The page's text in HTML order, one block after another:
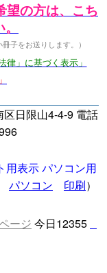
望の方は、こち
子をお送りします。）
律」に基づく表示」
日限山4-4-9 電話
用表示パソコン用
パソコン 印刷）
ージ 今日12355